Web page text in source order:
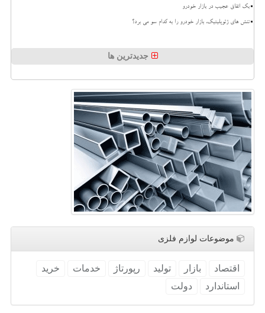
بک اتفاق عجیب در بازار خودرو
تنش های ژئوپلیتیک، بازار خودرو را به کدام سو می برد؟
جدیدترین ها
موضوعات لوازم فلزی
اقتصاد بازار تولید رپورتاژ خدمات
خرید
استاندارد
دولت